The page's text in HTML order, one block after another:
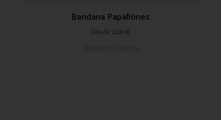
Bandana Papallones
Des de12,00€